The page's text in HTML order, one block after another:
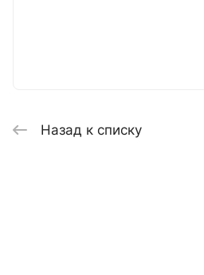
Назад к списку